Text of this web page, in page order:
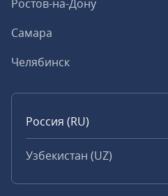
Ростов-на-Дону
Самара
Челябинск
Россия (RU)
Узбекистан (UZ)